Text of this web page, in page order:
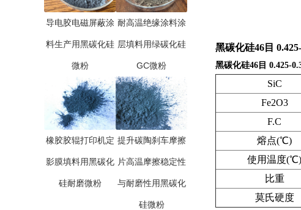
导电胶电磁屏蔽涂
料生产用黑碳化硅
微粉
耐高温绝缘涂料涂
层填料用绿碳化硅
GC微粉
橡胶胶辊打印机定
影膜填料用黑碳化
硅耐磨微粉
提升碳陶刹车摩擦
片高温摩擦稳定性
与耐磨性用黑碳化
硅微粉
黑碳化硅46目
黑碳化硅46目 0.425-
SiC
Fe2O3
F.C
熔点(℃)
使用温度(℃)
比重
莫氏硬度